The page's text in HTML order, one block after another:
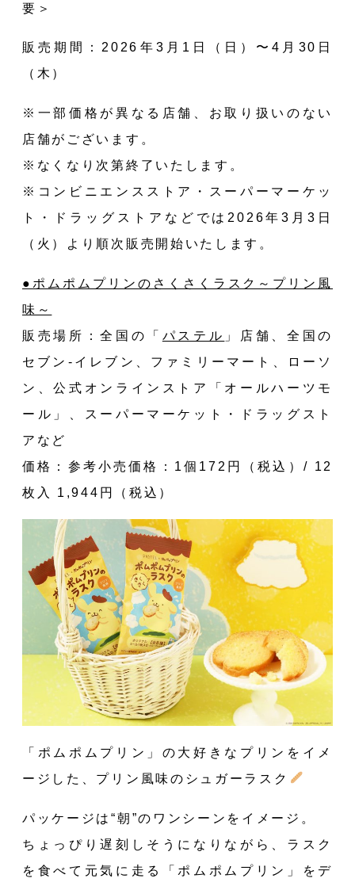
要＞
販売期間：2026年3月1⽇（日）〜4月30日
（木）
※一部価格が異なる店舗、お取り扱いのない
店舗がございます。
※なくなり次第終了いたします。
※コンビニエンスストア・スーパーマーケッ
ト・ドラッグストアなどでは2026年3月3⽇
（火）より順次販売開始いたします。
●ポムポムプリンのさくさくラスク～プリン風
味～
販売場所：全国の
「 パステル 」
店舗、全国の
セブン-イレブン、ファミリーマート、ローソ
ン、公式オンラインストア「 オールハーツモ
ール 」、スーパーマーケット・ドラッグスト
アなど
価格：参考小売価格：1個172円（税込）/ 12
枚入 1,944円（税込）
「ポムポムプリン」の大好きなプリンをイメ
ージした、プリン風味のシュガーラスク
パッケージは“朝”のワンシーンをイメージ。
ちょっぴり遅刻しそうになりながら、ラスク
を食べて元気に走る「ポムポムプリン」をデ